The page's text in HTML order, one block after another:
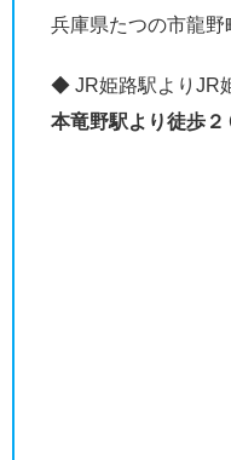
兵庫県たつの市龍野
◆ JR姫路駅よりJR
本竜野駅より徒歩２